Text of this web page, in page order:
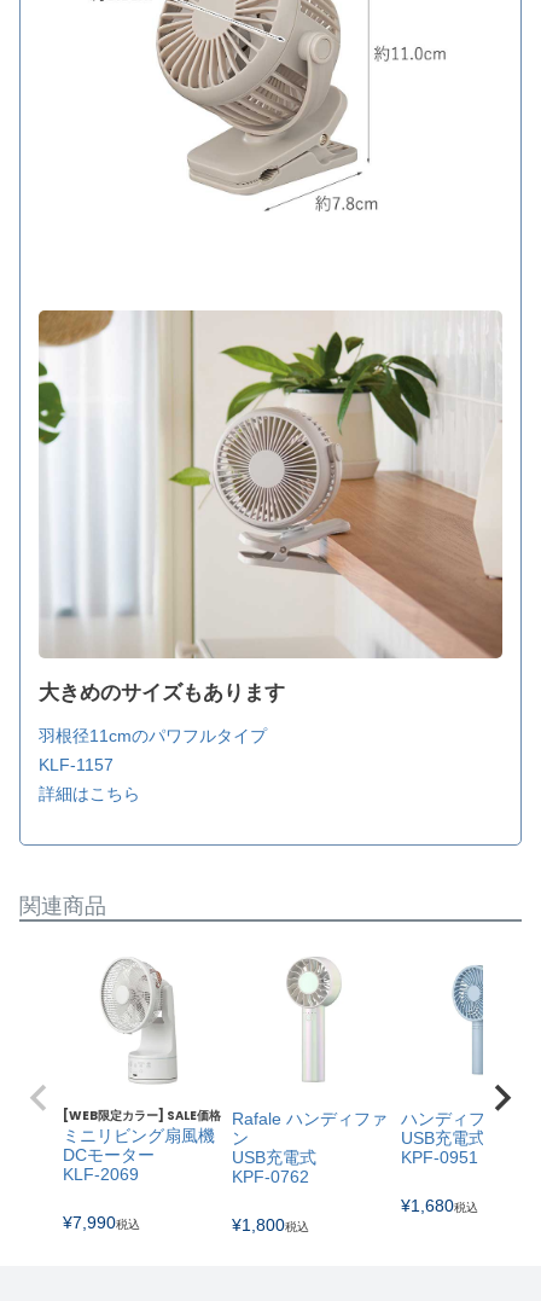
大きめのサイズもあります
羽根径11cmのパワフルタイプ
KLF-1157
詳細はこちら
関連商品
[WEB限定カラー] SALE価格
ミニリビング扇風機
DCモーター
KLF-2069
¥7,990税込
Rafale ハンディファ
ン
USB充電式
KPF-0762
¥1,800税込
ハンディファン
USB充電式
KPF-0951
¥1,680税込